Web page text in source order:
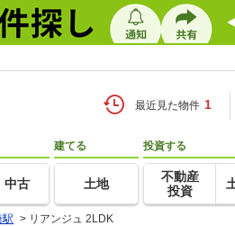
最近見た物件 1
中古
建てる
土地
投資する
不動産
投資
駅 > リアンジュ 2LDK